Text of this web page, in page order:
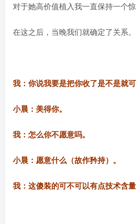
对于她高价值植入我一直保持一个惊
在这之后，当晚我们就确定了关系。
我：你说我要是把你收了是不是就
小晨：美得你。
我：怎么你不愿意吗。
小晨：愿意什么（故作矜持）。
我：这傻装的可不可以有点技术含量